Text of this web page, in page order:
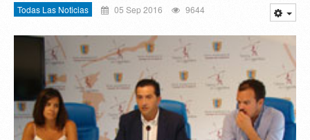
Todas Las Noticias 05 Sep 2016 9644